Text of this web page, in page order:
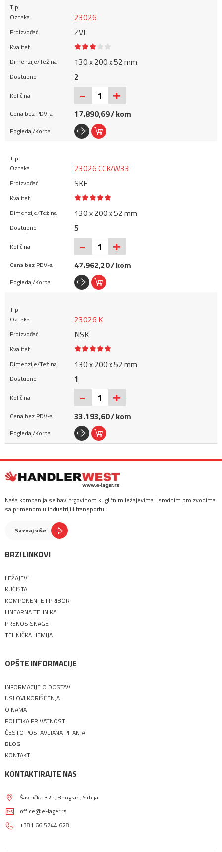
23026
ZVL
130 x 200 x 52 mm
2
- +
17.890,69 / kom
23026 CCK/W33
SKF
130 x 200 x 52 mm
5
- +
47.962,20 / kom
23026 K
NSK
130 x 200 x 52 mm
1
- +
33.193,60 / kom
Naša kompanija se bavi trgovinom kugličnim ležajevima i srodnim proizvodima
sa primenom u industriji i transportu.
Saznaj više
BRZI LINKOVI
LEŽAJEVI
KUĆIŠTA
KOMPONENTE I PRIBOR
LINEARNA TEHNIKA
PRENOS SNAGE
TEHNIČKA HEMIJA
OPŠTE INFORMACIJE
INFORMACIJE O DOSTAVI
USLOVI KORIŠĆENJA
O NAMA
POLITIKA PRIVATNOSTI
ČESTO POSTAVLJANA PITANJA
BLOG
KONTAKT
KONTAKTIRAJTE NAS
Šavnička 32b, Beograd, Srbija
office@e-lager.rs
+381 66 5744 628